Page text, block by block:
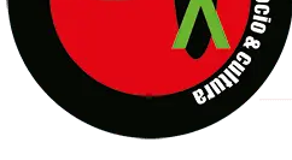
D’BALDOMEROS
MARSHALL FLASH
JOFRE BARDAGÍ EN